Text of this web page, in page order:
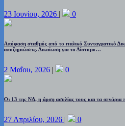
23 Ιουνίου, 2026 | 0
Απόφαση σταθμός από το ιταλικό Συνταγματικό
αποζημιώσεις. Δικαίωση για το Δίστομο…
2 Μαΐου, 2026 | 0
Οι 13 της ΝΔ, η άρση ασυλίας τους και τα
27 Απριλίου, 2026 | 0